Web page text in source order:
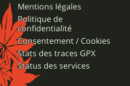
Mentions légales
Politique de
confidentialité
Consentement / Cookies
Stats des traces GPX
Status des services